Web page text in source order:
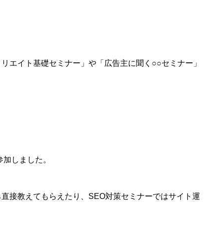
エイト基礎セミナー」や「広告主に聞く○○セミナー」
しました。
接教えてもらえたり、SEO対策セミナーではサイト運